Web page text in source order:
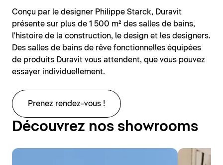
Conçu par le designer Philippe Starck, Duravit
présente sur plus de 1 500 m² des salles de bains,
l'histoire de la construction, le design et les designers.
Des salles de bains de rêve fonctionnelles équipées
de produits Duravit vous attendent, que vous pouvez
essayer individuellement.
Prenez rendez-vous !
Découvrez nos showrooms